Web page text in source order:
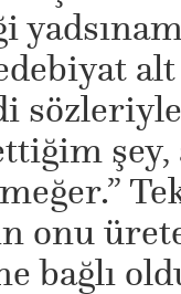
alt
onu
bağlı